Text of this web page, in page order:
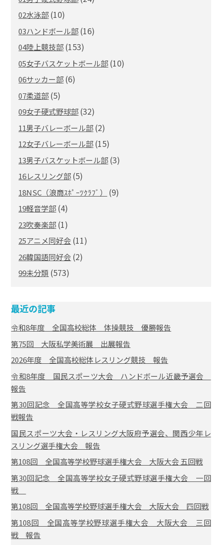
02水泳部 (10)
03ハンドボール部 (16)
04陸上競技部 (153)
05女子バスケットボール部 (10)
06サッカー部 (6)
07柔道部 (5)
09女子硬式野球部 (32)
11男子バレーボール部 (2)
12女子バレーボール部 (15)
13男子バスケットボール部 (3)
16レスリング部 (5)
18NSC（浪商ｽﾎﾟｰﾂｸﾗﾌﾞ） (9)
19軽音学部 (4)
23吹奏楽部 (1)
25アニメ同好会 (11)
26韓国語同好会 (2)
99未分類 (573)
最近の記事
令和8年度 全国高校総体 体操競技 優勝報告
第75回 大阪私学美術展 出展報告
2026年度 全国高校総体レスリング競技 報告
令和8年度 国民スポーツ大会 ハンドボール近畿予選会
報告
第30回記念 全国高等学校女子硬式野球選手権大会 二回
戦報告
国民スポーツ大会・レスリング大阪府予選会、関西少年レ
スリング選手権大会 報告
第108回 全国高等学校野球選手権大会 大阪大会 五回戦
第30回記念 全国高等学校女子硬式野球選手権大会 一回
戦
第108回 全国高等学校野球選手権大会 大阪大会 四回戦
第108回 全国高等学校野球選手権大会 大阪大会 三回
戦 報告